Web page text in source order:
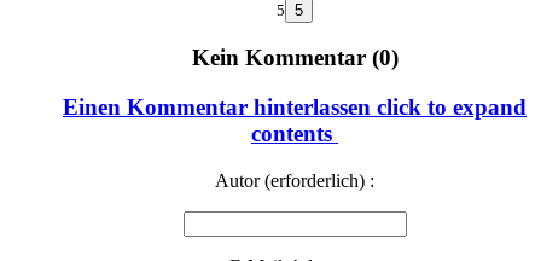
5
Kein Kommentar (0)
Einen Kommentar hinterlassen click to expand
contents
Autor (erforderlich) :